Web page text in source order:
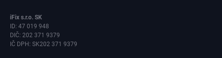
iFix s.r.o. SK
ID: 47 019 948
DIČ: 202 371 9379
IČ DPH: SK202 371 9379